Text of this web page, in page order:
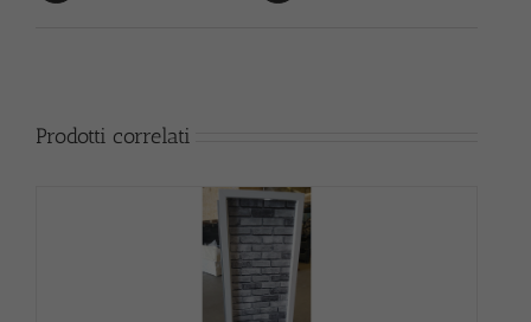
Prodotti correlati